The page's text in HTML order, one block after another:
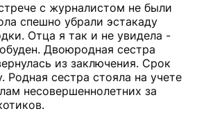
с журналистом не были
спешно убрали эстакаду
Отца я так и не увидела -
Двоюродная сестра
из заключения. Срок
Родная сестра стояла на учете
несовершеннолетних за